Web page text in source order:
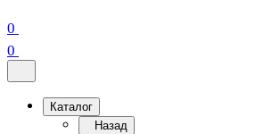
0
0
Каталог
Назад